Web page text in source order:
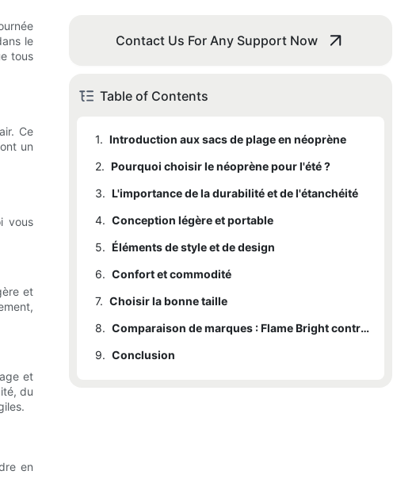
le
tous
Ce
un
vous
et
et
du
en
Contact Us For Any Support Now
Table of Contents
1. Introduction aux sacs de plage en néoprène
2. Pourquoi choisir le néoprène pour l'été ?
2.1 Sac de plage léger en néoprène pour l'été
2.2
3. L'importance de la durabilité et de l'étanchéité
3.1 Durabilité
3.2 Imperméabilisation
4. Conception légère et portable
4.1 Léger
4.2 Portable
5. Éléments de style et de design
5.1 Design élégant
5.2 Versatilité
6. Confort et commodité
6.1 Poignées confortables
6.2 Bretelles réglables
6.3 Poches intérieures
7. Choisir la bonne taille
7.1 Options de taille
7.2 Taille pratique
8.
Comparaison de marques : Flame Bright contre ses concurrents
8.1 Flame Bright contre ses concurrents
9. Conclusion